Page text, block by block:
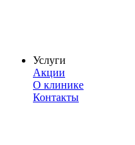
Услуги
Акции
О клинике
Контакты